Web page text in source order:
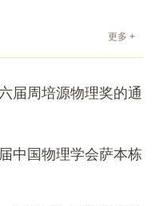
更多 +
届周培源物理奖的通
中国物理学会萨本栋